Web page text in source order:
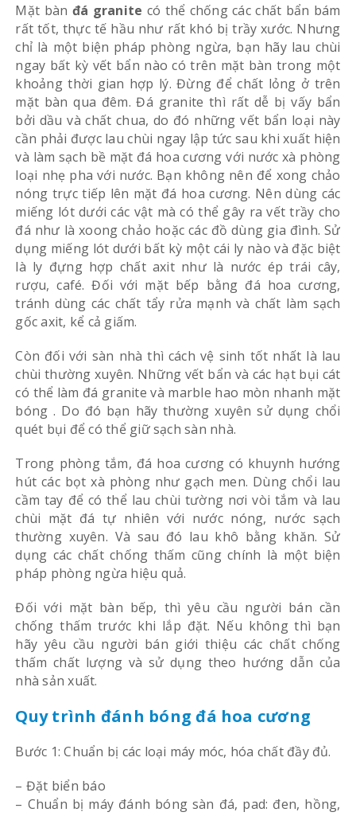
Mặt bàn đá granite có thể chống các chất bẩn bám
rất tốt, thực tế hầu như rất khó bị trầy xước. Nhưng
chỉ là một biện pháp phòng ngừa, bạn hãy lau chùi
ngay bất kỳ vết bẩn nào có trên mặt bàn trong một
khoảng thời gian hợp lý. Đừng để chất lỏng ở trên
mặt bàn qua đêm. Đá granite thì rất dễ bị vấy bẩn
bởi dầu và chất chua, do đó những vết bẩn loại này
cần phải được lau chùi ngay lập tức sau khi xuất hiện
và làm sạch bề mặt đá hoa cương với nước xà phòng
loại nhẹ pha với nước. Bạn không nên để xong chảo
nóng trực tiếp lên mặt đá hoa cương. Nên dùng các
miếng lót dưới các vật mà có thể gây ra vết trầy cho
đá như là xoong chảo hoặc các đồ dùng gia đình. Sử
dụng miếng lót dưới bất kỳ một cái ly nào và đặc biệt
là ly đựng hợp chất axit như là nước ép trái cây,
rượu, café. Đối với mặt bếp bằng đá hoa cương,
tránh dùng các chất tẩy rửa mạnh và chất làm sạch
gốc axit, kể cả giấm.
Còn đối với sàn nhà thì cách vệ sinh tốt nhất là lau
chùi thường xuyên. Những vết bẩn và các hạt bụi cát
có thể làm đá granite và marble hao mòn nhanh mặt
bóng . Do đó bạn hãy thường xuyên sử dụng chổi
quét bụi để có thể giữ sạch sàn nhà.
Trong phòng tắm, đá hoa cương có khuynh hướng
hút các bọt xà phòng như gạch men. Dùng chổi lau
cầm tay để có thể lau chùi tường nơi vòi tắm và lau
chùi mặt đá tự nhiên với nước nóng, nước sạch
thường xuyên. Và sau đó lau khô bằng khăn. Sử
dụng các chất chống thấm cũng chính là một biện
pháp phòng ngừa hiệu quả.
Đối với mặt bàn bếp, thì yêu cầu người bán cần
chống thấm trước khi lắp đặt. Nếu không thì bạn
hãy yêu cầu người bán giới thiệu các chất chống
thấm chất lượng và sử dụng theo hướng dẫn của
nhà sản xuất.
Quy trình đánh bóng đá hoa cương
Bước 1: Chuẩn bị các loại máy móc, hóa chất đầy đủ.
– Đặt biển báo
– Chuẩn bị máy đánh bóng sàn đá, pad: đen, hồng,